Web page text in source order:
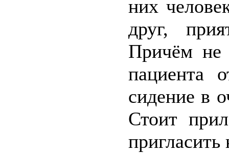
них
друг,
Причём не
пациента
сидение в
Стоит